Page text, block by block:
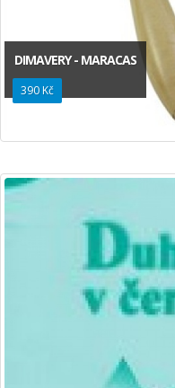
DIMAVERY - MARACAS
390 Kč